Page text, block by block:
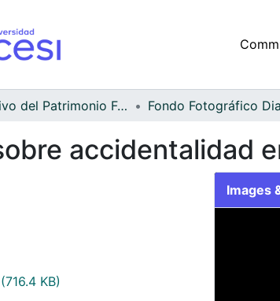
Archivo del Patrimonio Fotográfico y Fílmico del Valle del Cauca
accidentalidad
(716.4 KB)
Images